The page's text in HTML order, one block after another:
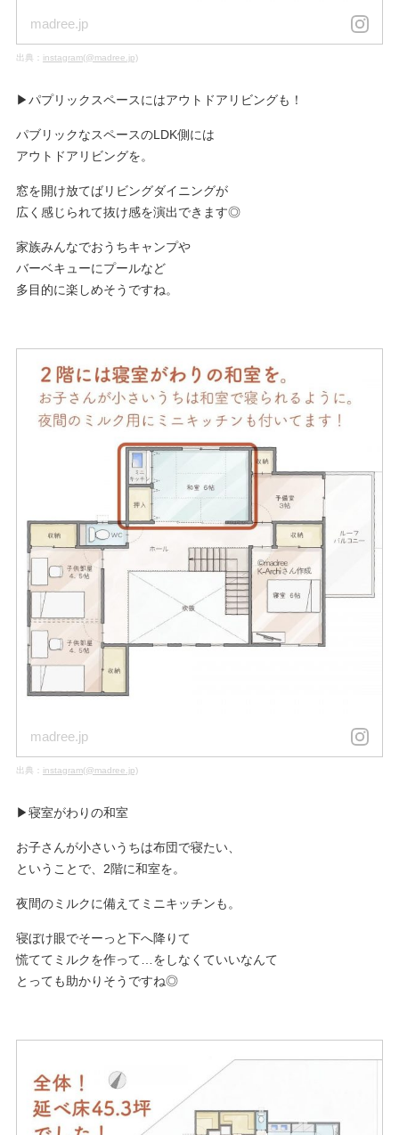
madree.jp
出典： instagram(@madree.jp)
▶︎パプリックスペースにはアウトドアリビングも！
パブリックなスペースのLDK側には
アウトドアリビングを。
窓を開け放てばリビングダイニングが
広く感じられて抜け感を演出できます◎
家族みんなでおうちキャンプや
バーベキューにプールなど
多目的に楽しめそうですね。
madree.jp
出典： instagram(@madree.jp)
▶︎寝室がわりの和室
お子さんが小さいうちは布団で寝たい、
ということで、2階に和室を。
夜間のミルクに備えてミニキッチンも。
寝ぼけ眼でそーっと下へ降りて
慌ててミルクを作って…をしなくていいなんて
とっても助かりそうですね◎